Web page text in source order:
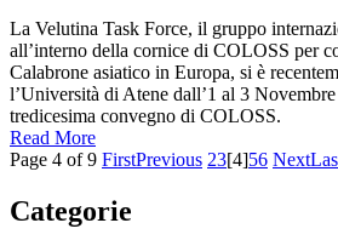
La Velutina Task Force, il gruppo
all’interno della cornice di COLOSS per
Calabrone asiatico in Europa, si è
l’Università di Atene dall’1 al 3
tredicesima convegno di COLOSS.
Read More
Page 4 of 9 FirstPrevious 23[4]56 Next
Categorie